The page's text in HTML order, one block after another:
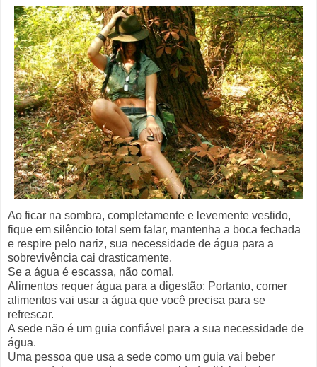
Ao ficar na sombra, completamente e levemente vestido,
fique em silêncio total sem falar, mantenha a boca fechada
e respire pelo nariz, sua necessidade de água para a
sobrevivência cai drasticamente.
Se a água é escassa, não coma!.
Alimentos requer água para a digestão; Portanto, comer
alimentos vai usar a água que você precisa para se
refrescar.
A sede não é um guia confiável para a sua necessidade de
água.
Uma pessoa que usa a sede como um guia vai beber